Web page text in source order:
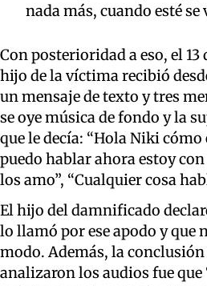
nada más, cuando esté se
Con posterioridad a eso, el 13
hijo de la víctima recibió
un mensaje de texto y tres
se oye música de fondo y la
que le decía: “Hola Niki cómo
puedo hablar ahora estoy
los amo”, “Cualquier cosa
El hijo del damnificado
lo llamó por ese apodo y que
modo. Además, la
analizaron los audios fue que